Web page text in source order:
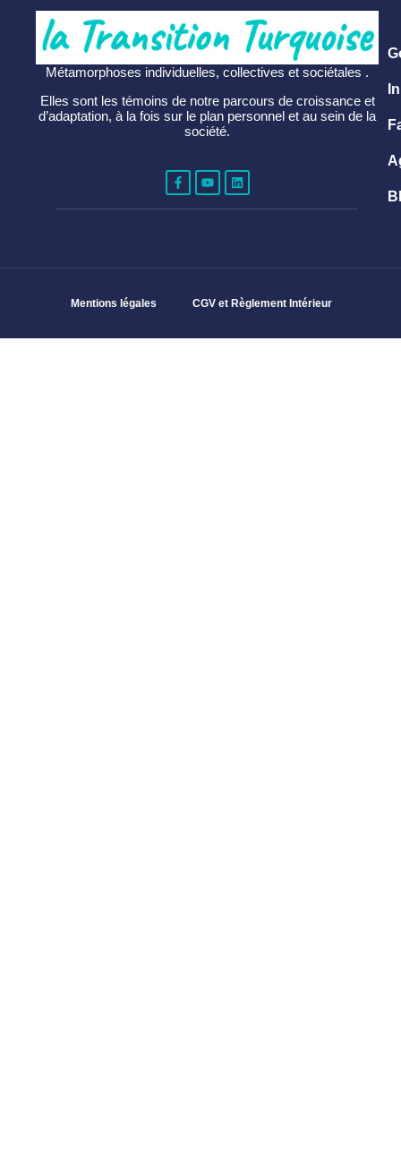
Métamorphoses individuelles, collectives et sociétales .
Elles sont les témoins de notre parcours de croissance et
d’adaptation, à la fois sur le plan personnel et au sein de la
société.
Mentions légales CGV et Règlement Intérieur